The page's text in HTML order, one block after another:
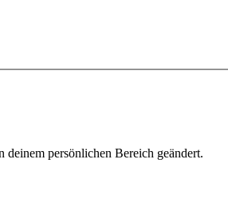
persönlichen Bereich geändert.